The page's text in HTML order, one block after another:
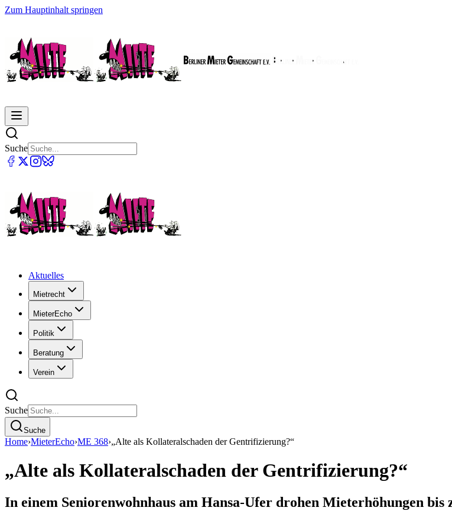
Zum Hauptinhalt springen
Suche
Aktuelles
Mietrecht
MieterEcho
Politik
Beratung
Verein
Suche
Suche
Home›MieterEcho›ME 368›„Alte als Kollateralschaden der Gentrifizierung?“
„Alte als Kollateralschaden der Gentrifizierung?“
In einem Seniorenwohnhaus am Hansa-Ufer drohen Mieterhöhungen bis